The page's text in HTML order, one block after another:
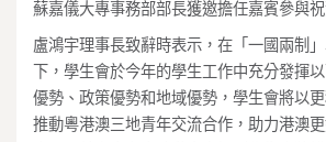
蘇嘉儀大專事務部部長獲邀擔任嘉賓參與祝
盧鴻宇理事長致辭時表示，在「一國兩制
下，學生會於今年的學生工作中充分發揮
優勢、政策優勢和地域優勢，學生會將以
推動粵港澳三地青年交流合作，助力港澳